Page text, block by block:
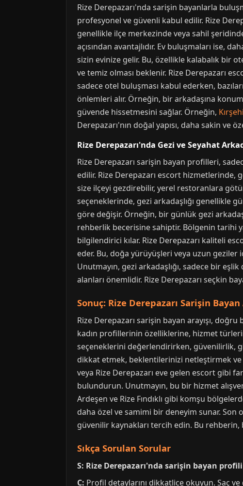
Rize Derepazarı'nda sarişin bayanlarla
profesyonel ve güvenli kabul edilir. Rize
genellikle ilçe merkezinde veya sahil
açısından avantajlıdır. Ev buluşmaları ise,
sizin evinize gelir. Bu, özellikle kalabalık bir
ve temiz olması beklenir. Rize Derepazarı
sadece otel buluşması kabul ederken,
önlemleri alır. Örneğin, bir arkadaşına
güvende hissetmesini sağlar. Örneğin,
Derepazarı'nın doğal yapısı, daha sakin ve
Rize Derepazarı'nda Gezi ve Seyahat
Rize Derepazarı sarişin bayan profilleri,
edilir. Rize Derepazarı escort hizmetlerinde,
size ilçeyi gezdirebilir, yerel restoranlara
seçeneklerinde, gezi arkadaşlığı genellikle
göre değişir. Örneğin, bir günlük gezi
rehberlik becerisine sahiptir. Bölgenin tarihi
bilgilendirici kılar. Rize Derepazarı kaliteli
eder. Bu, doğa yürüyüşleri veya uzun geziler
Unutmayın, gezi arkadaşlığı, sadece bir
alanları önemlidir. Rize Derepazarı seçkin
Sonuç: Rize Derepazarı Sarişin
Rize Derepazarı sarişin bayan arayışı,
kadın profillerinin özelliklerine, hizmet
seçeneklerini değerlendirirken, güvenilirlik,
dikkat etmek, beklentilerinizi netleştirmek ve
veya Rize Derepazarı eve gelen escort gibi
bulundurun. Unutmayın, bu bir hizmet
Ardeşen ve Rize Fındıklı gibi komşu
daha özel ve samimi bir deneyim sunar. Son
güvenilir kaynakları tercih edin. Bu rehberin,
Sıkça Sorulan Sorular
S: Rize Derepazarı'nda sarişin bayan
C: Profil detaylarını dikkatlice okuyun. Saç